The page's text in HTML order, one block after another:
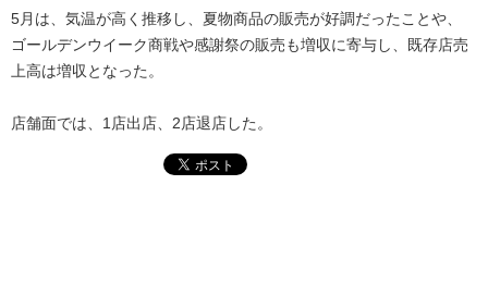
5月は、気温が高く推移し、夏物商品の販売が好調だったことや、
ゴールデンウイーク商戦や感謝祭の販売も増収に寄与し、既存店売
上高は増収となった。
店舗面では、1店出店、2店退店した。